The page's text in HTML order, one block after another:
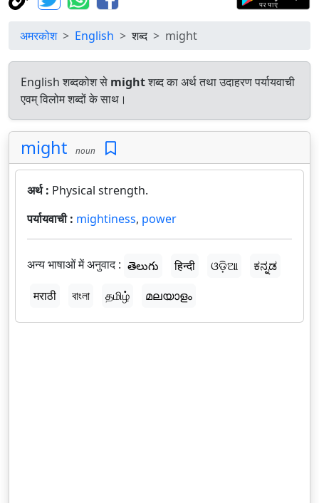
अमरकोश English शब्द might
English शब्दकोश से mightशब्द का अर्थ तथा उदाहरण पर्यायवाची
एवम् विलोम शब्दों के साथ।
might noun
अर्थ : Physical strength.
पर्यायवाची : mightiness, power
अन्य भाषाओं में अनुवाद : తెలుగు हिन्दी ଓଡ଼ିଆ
ಕನ್ನಡ
मराठी
বাংলা தமிழ் മലയാളം